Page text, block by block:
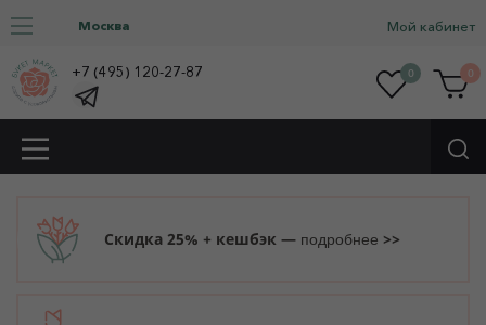
Москва Мой кабинет
+7 (495) 120-27-87 0 0
Скидка 25% + кешбэк — подробнее >>